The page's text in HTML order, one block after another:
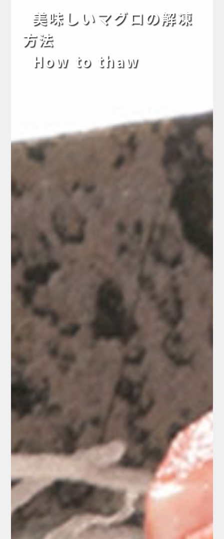
美味しいマグロの解凍
方法
How to thaw